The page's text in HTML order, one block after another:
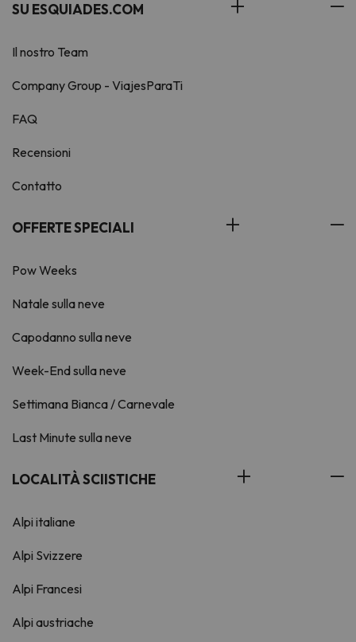
SU ESQUIADES.COM
Il nostro Team
Company Group - ViajesParaTi
FAQ
Recensioni
Contatto
OFFERTE SPECIALI
Pow Weeks
Natale sulla neve
Capodanno sulla neve
Week-End sulla neve
Settimana Bianca / Carnevale
Last Minute sulla neve
LOCALITÀ SCIISTICHE
Alpi italiane
Alpi Svizzere
Alpi Francesi
Alpi austriache